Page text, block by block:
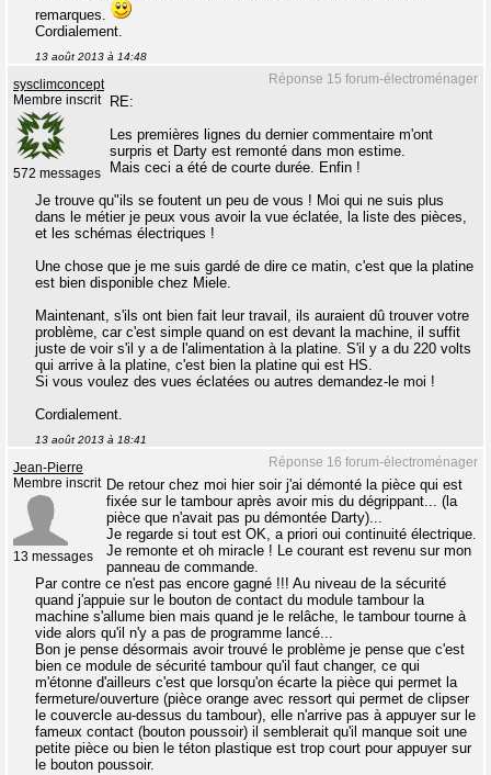
remarques.
Cordialement.
13 août 2013 à 14:48
Réponse 15 forum-électroménager
sysclimconcept
Membre inscrit
572 messages
RE:
Les premières lignes du dernier commentaire m'ont
surpris et Darty est remonté dans mon estime.
Mais ceci a été de courte durée. Enfin !
Je trouve qu"ils se foutent un peu de vous ! Moi qui ne suis plus
dans le métier je peux vous avoir la vue éclatée, la liste des pièces,
et les schémas électriques !
Une chose que je me suis gardé de dire ce matin, c'est que la platine
est bien disponible chez Miele.
Maintenant, s'ils ont bien fait leur travail, ils auraient dû trouver votre
problème, car c'est simple quand on est devant la machine, il suffit
juste de voir s'il y a de l'alimentation à la platine. S'il y a du 220 volts
qui arrive à la platine, c'est bien la platine qui est HS.
Si vous voulez des vues éclatées ou autres demandez-le moi !
Cordialement.
13 août 2013 à 18:41
Réponse 16 forum-électroménager
Jean-Pierre
Membre inscrit
13 messages
De retour chez moi hier soir j'ai démonté la pièce qui est
fixée sur le tambour après avoir mis du dégrippant... (la
pièce que n'avait pas pu démontée Darty)...
Je regarde si tout est OK, a priori oui continuité électrique.
Je remonte et oh miracle ! Le courant est revenu sur mon
panneau de commande.
Par contre ce n'est pas encore gagné !!! Au niveau de la sécurité
quand j'appuie sur le bouton de contact du module tambour la
machine s'allume bien mais quand je le relâche, le tambour tourne à
vide alors qu'il n'y a pas de programme lancé...
Bon je pense désormais avoir trouvé le problème je pense que c'est
bien ce module de sécurité tambour qu'il faut changer, ce qui
m'étonne d'ailleurs c'est que lorsqu'on écarte la pièce qui permet la
fermeture/ouverture (pièce orange avec ressort qui permet de clipser
le couvercle au-dessus du tambour), elle n'arrive pas à appuyer sur le
fameux contact (bouton poussoir) il semblerait qu'il manque soit une
petite pièce ou bien le téton plastique est trop court pour appuyer sur
le bouton poussoir.